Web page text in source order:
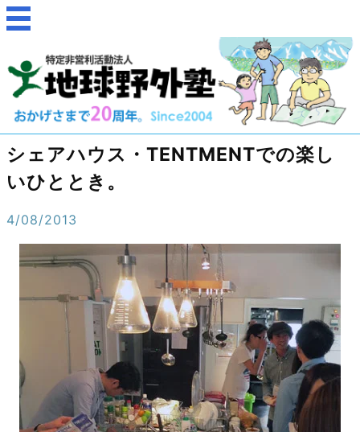
シェアハウス・TENTMENTでの楽し
いひととき。
4/08/2013